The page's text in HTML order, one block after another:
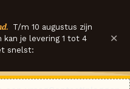
T/m 10 augustus zijn
kan je levering 1 tot 4
snelst:
×